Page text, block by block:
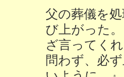
父の葬儀を
び上がった
ざ言ってく
問わず、必